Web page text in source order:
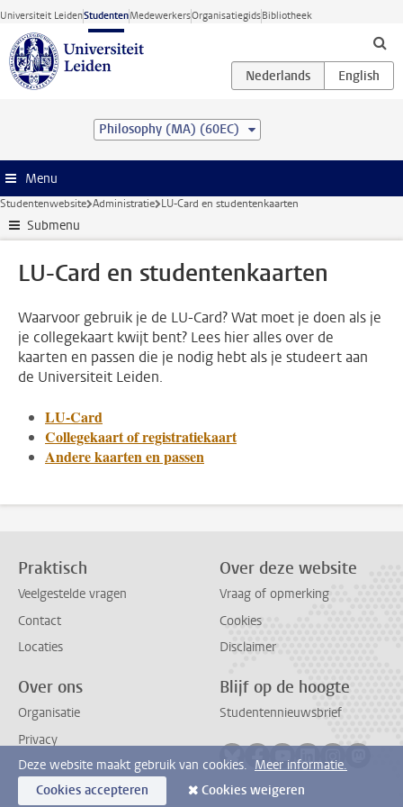
Ga direct naar de inhoud
Universiteit LeidenStudentenMedewerkersOrganisatiegidsBibliotheek
Philosophy (MA) (60EC)
Menu
Studentenwebsite Administratie LU-Card en studentenkaarten
Submenu
LU-Card en studentenkaarten
Waarvoor gebruik je de LU-Card? Wat moet je doen als je
je collegekaart kwijt bent? Lees hier alles over de
kaarten en passen die je nodig hebt als je studeert aan
de Universiteit Leiden.
LU-Card
Collegekaart of registratiekaart
Andere kaarten en passen
Praktisch
Veelgestelde vragen
Contact
Locaties
Over deze website
Vraag of opmerking
Cookies
Disclaimer
Over ons
Organisatie
Privacy
Blijf op de hoogte
Studentennieuwsbrief
Deze website maakt gebruik van cookies. Meer informatie.
Cookies accepteren
Cookies weigeren